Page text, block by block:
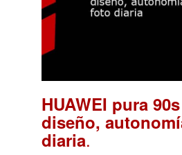
HUAWEI pura
diseño,
diaria.